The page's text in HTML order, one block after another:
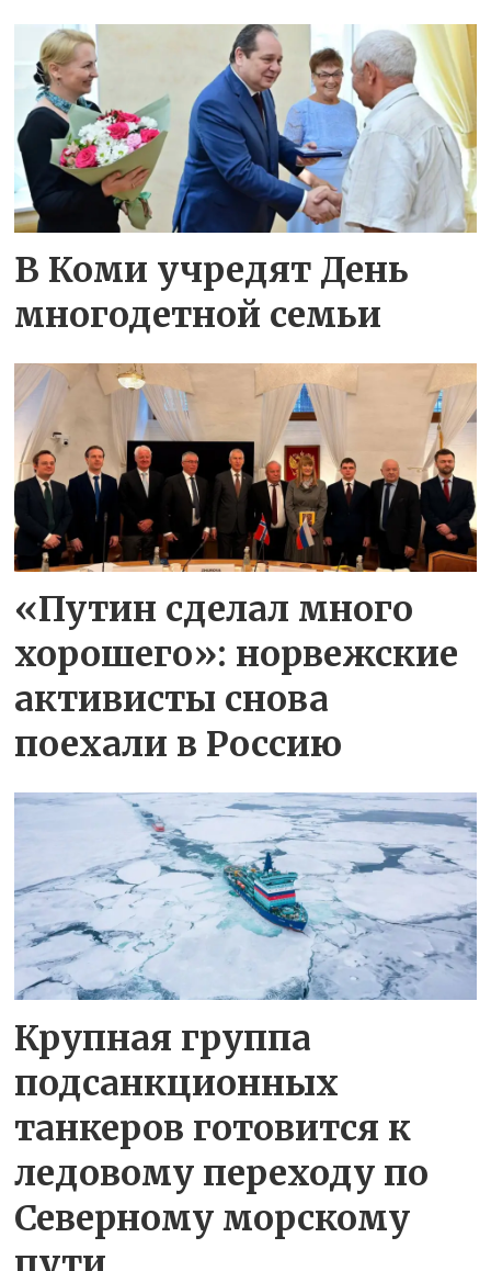
В Коми учредят День
многодетной семьи
«Путин сделал много
хорошего»: норвежские
активисты снова
поехали в Россию
Крупная группа
подсанкционных
танкеров готовится к
ледовому переходу по
Северному морскому